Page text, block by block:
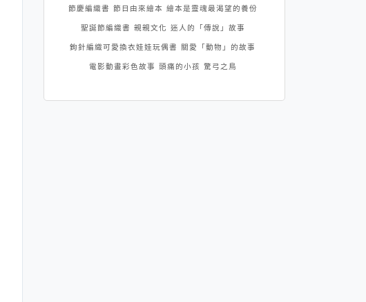
節慶編織書 節日由來繪本 繪本是靈魂最渴望的養份
聖誕節編織書 親親文化 迷人的「傳說」故事
鉤針編織可愛換衣娃娃玩偶書 關愛「動物」的故事
電影動畫彩色故事 頭痛的小孩 驚弓之鳥